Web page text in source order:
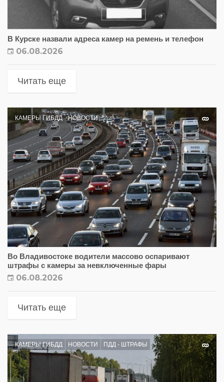
В Курске назвали адреса камер на ремень и телефон
06.08.2026
Читать еще
КАМЕРЫ ГИБДД НОВОСТИ
Во Владивостоке водители массово оспаривают
штрафы с камеры за невключенные фары
06.08.2026
Читать еще
КАМЕРЫ ГИБДД НОВОСТИ ПДД - ШТРАФЫ